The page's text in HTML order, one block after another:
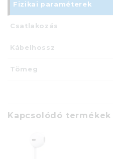
Fizikai paraméterek
Csatlakozás
Kábelhossz
Tömeg
Kapcsolódó termékek